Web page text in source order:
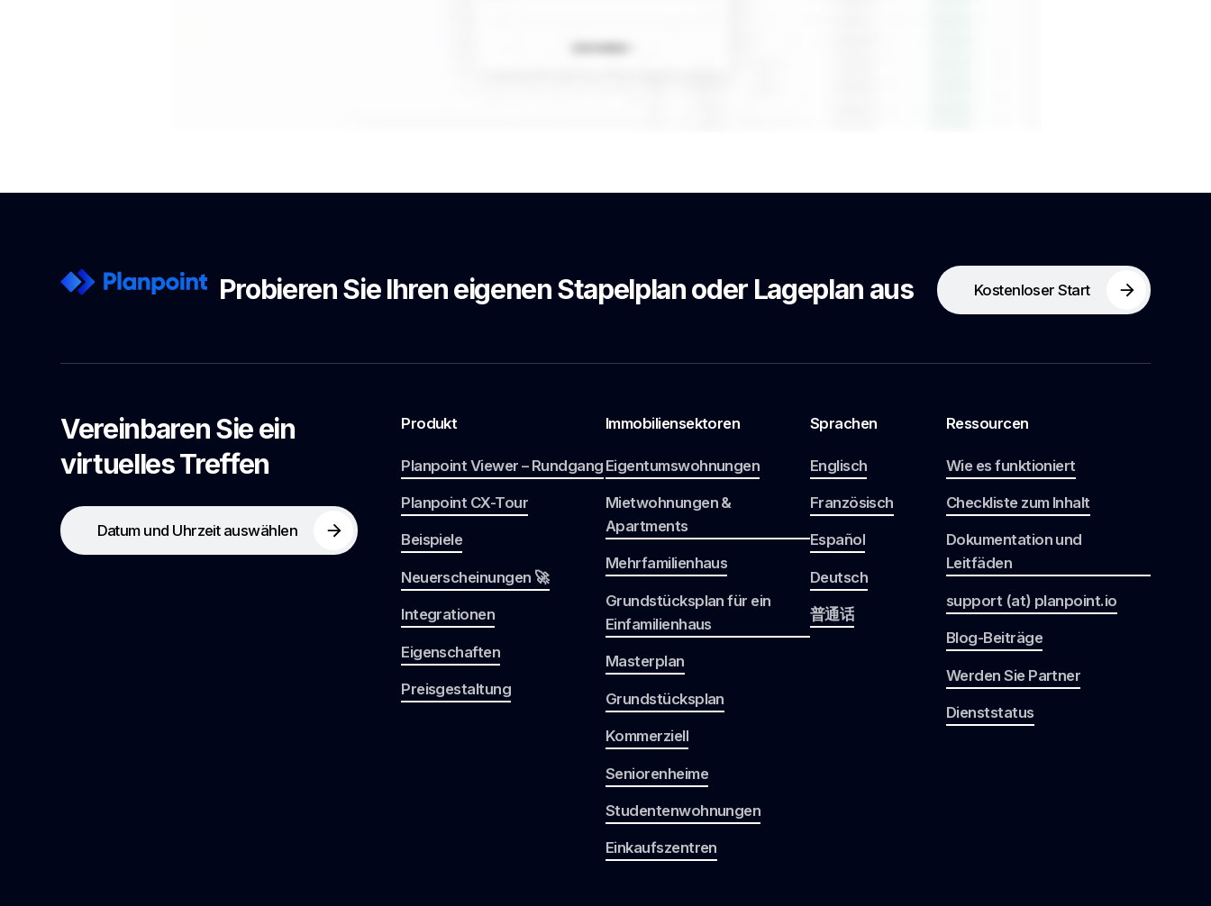
Probieren Sie Ihren eigenen Stapelplan oder Lageplan aus Kostenloser Start
Vereinbaren Sie ein
virtuelles Treffen
Datum und Uhrzeit auswählen
Produkt
Planpoint Viewer – Rundgang
Planpoint CX-Tour
Beispiele
Neuerscheinungen 🚀
Integrationen
Eigenschaften
Preisgestaltung
Immobiliensektoren
Eigentumswohnungen
Mietwohnungen &
Apartments
Mehrfamilienhaus
Grundstücksplan für ein
Einfamilienhaus
Masterplan
Grundstücksplan
Kommerziell
Seniorenheime
Studentenwohnungen
Einkaufszentren
Sprachen
Englisch
Französisch
Español
Deutsch
普通话
Ressourcen
Wie es funktioniert
Checkliste zum Inhalt
Dokumentation und
Leitfäden
support (at) planpoint.io
Blog-Beiträge
Werden Sie Partner
Dienststatus